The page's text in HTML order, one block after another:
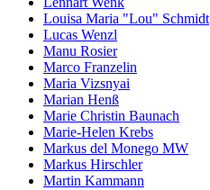
Louisa Maria "Lou" Schmidt
Lucas Wenzl
Manu Rosier
Marco Franzelin
Maria Vizsnyai
Marian Henß
Marie Christin Baunach
Marie-Helen Krebs
Markus del Monego MW
Markus Hirschler
Martin Kammann